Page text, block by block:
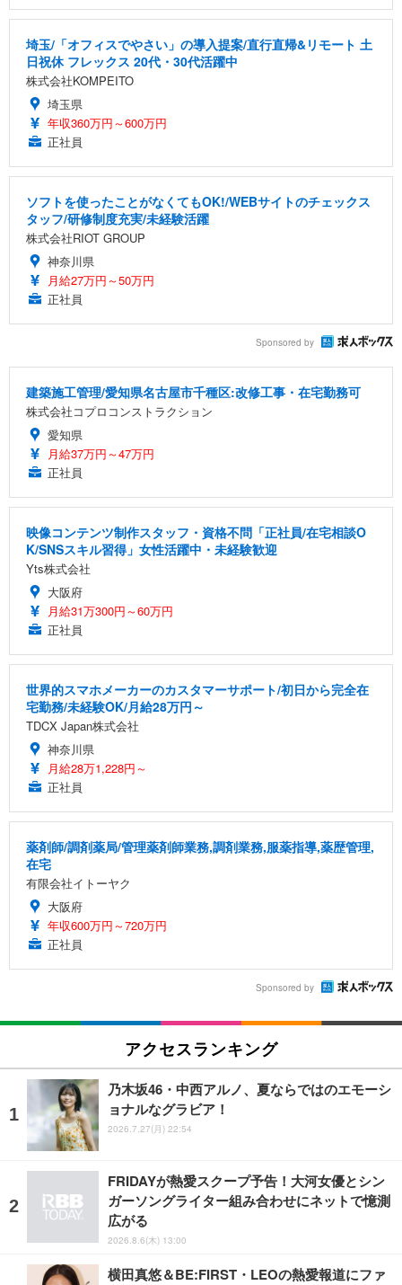
埼玉/「オフィスでやさい」の導入提案/直行直帰&リモート 土
日祝休 フレックス 20代・30代活躍中
株式会社KOMPEITO
埼玉県
年収360万円～600万円
正社員
ソフトを使ったことがなくてもOK!/WEBサイトのチェックス
タッフ/研修制度充実/未経験活躍
株式会社RIOT GROUP
神奈川県
月給27万円～50万円
正社員
Sponsored by
建築施工管理/愛知県名古屋市千種区:改修工事・在宅勤務可
株式会社コプロコンストラクション
愛知県
月給37万円～47万円
正社員
映像コンテンツ制作スタッフ・資格不問「正社員/在宅相談O
K/SNSスキル習得」女性活躍中・未経験歓迎
Yts株式会社
大阪府
月給31万300円～60万円
正社員
世界的スマホメーカーのカスタマーサポート/初日から完全在
宅勤務/未経験OK/月給28万円～
TDCX Japan株式会社
神奈川県
月給28万1,228円～
正社員
薬剤師/調剤薬局/管理薬剤師業務,調剤業務,服薬指導,薬歴管理,
在宅
有限会社イトーヤク
大阪府
年収600万円～720万円
正社員
Sponsored by
アクセスランキング
乃木坂46・中西アルノ、夏ならではのエモーシ
ョナルなグラビア！
2026.7.27(月) 22:54
FRIDAYが熱愛スクープ予告！大河女優とシン
ガーソングライター組み合わせにネットで憶測
広がる
2026.8.6(木) 13:00
横田真悠＆BE:FIRST・LEOの熱愛報道にファ